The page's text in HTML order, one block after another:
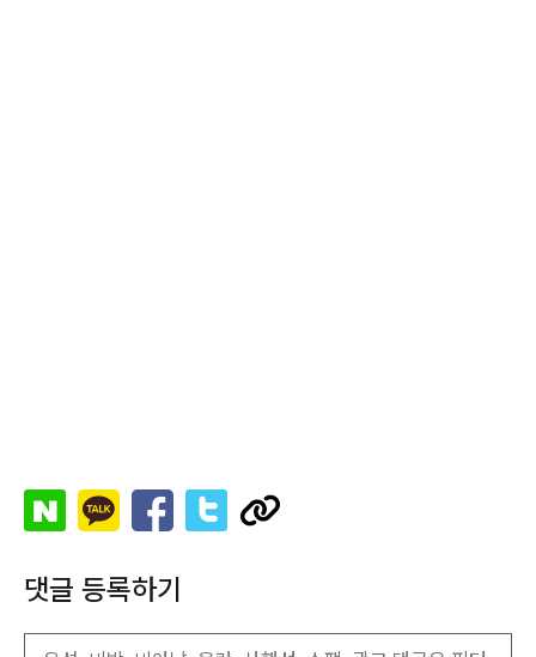
댓글 등록하기